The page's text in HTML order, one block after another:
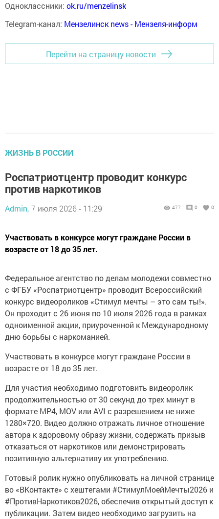
Одноклассники: ok.ru/menzelinsk
Telegram-канал: Мензелинск news - Мензеля-информ
Перейти на страницу новости
ЖИЗНЬ В РОССИИ
Роспатриотцентр проводит конкурс
против наркотиков
Admin, 7 июля 2026 - 11:29 477 0 0
Участвовать в конкурсе могут граждане России в
возрасте от 18 до 35 лет.
Федеральное агентство по делам молодежи совместно
с ФГБУ «Роспатриотцентр» проводит Всероссийский
конкурс видеороликов «Стимул мечты – это сам ты!».
Он проходит с 26 июня по 10 июля 2026 года в рамках
одноименной акции, приуроченной к Международному
дню борьбы с наркоманией.
Участвовать в конкурсе могут граждане России в
возрасте от 18 до 35 лет.
Для участия необходимо подготовить видеоролик
продолжительностью от 30 секунд до трех минут в
формате MP4, MOV или AVI с разрешением не ниже
1280×720. Видео должно отражать личное отношение
автора к здоровому образу жизни, содержать призыв
отказаться от наркотиков или демонстрировать
позитивную альтернативу их употреблению.
Готовый ролик нужно опубликовать на личной странице
во «ВКонтакте» с хештегами #СтимулМоейМечты2026 и
#ПротивНаркотиков2026, обеспечив открытый доступ к
публикации. Затем видео необходимо загрузить на